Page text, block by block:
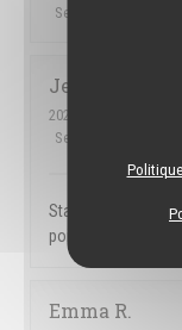
Service
Jemmely
2026-07-03
- 22:30 -
Service
Staff members
point, they let
Emma R